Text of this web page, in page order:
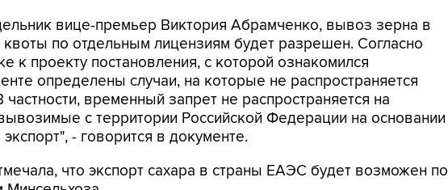
вице-премьер Виктория Абрамченко, вывоз зерна в
квоты по отдельным лицензиям будет разрешен. Согласно
к проекту постановления, с которой ознакомился
определены случаи, на которые не распространяется
временный запрет не распространяется на
с территории Российской Федерации на основании
- говорится в документе.
что экспорт сахара в страны ЕАЭС будет возможен по